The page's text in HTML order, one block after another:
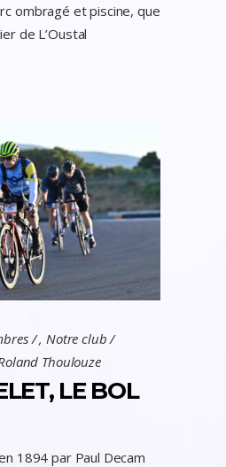
ombragé et piscine, que
de L’Oustal
, Notre club
Thoulouze
LE BOL
1894 par Paul Decam